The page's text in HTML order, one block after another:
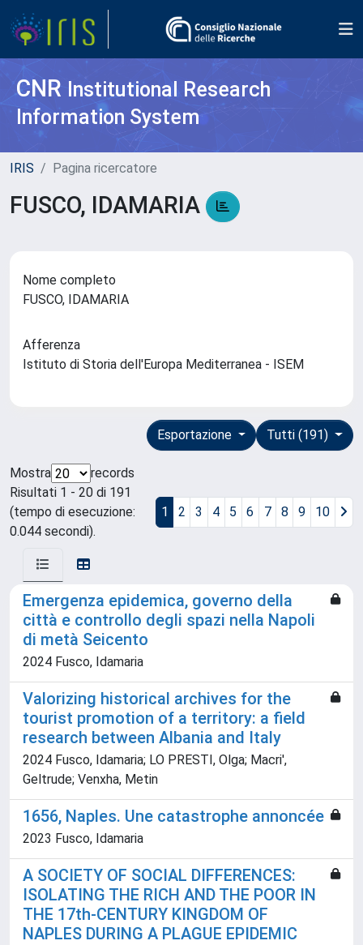
CNR Institutional Research
Information System
IRIS Pagina ricercatore
FUSCO, IDAMARIA
Nome completo
FUSCO, IDAMARIA
Afferenza
Istituto di Storia dell'Europa Mediterranea - ISEM
Tutti (191)
Esportazione
Mostra
records
Risultati 1 - 20 di 191
(tempo di esecuzione:
0.044 secondi).
1 2 3 4 5 6 7 8 9 10
Emergenza epidemica, governo della
città e controllo degli spazi nella Napoli
di metà Seicento
2024 Fusco, Idamaria
Valorizing historical archives for the
tourist promotion of a territory: a field
research between Albania and Italy
2024 Fusco, Idamaria; LO PRESTI, Olga; Macri',
Geltrude; Venxha, Metin
1656, Naples. Une catastrophe annoncée
2023 Fusco, Idamaria
A SOCIETY OF SOCIAL DIFFERENCES:
ISOLATING THE RICH AND THE POOR IN
THE 17th-CENTURY KINGDOM OF
NAPLES DURING A PLAGUE EPIDEMIC